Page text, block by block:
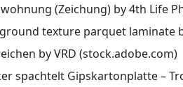
(Zeichung) by 4th Life
texture parquet laminate
by VRD (stock.adobe.com)
spachtelt Gipskartonplatte –